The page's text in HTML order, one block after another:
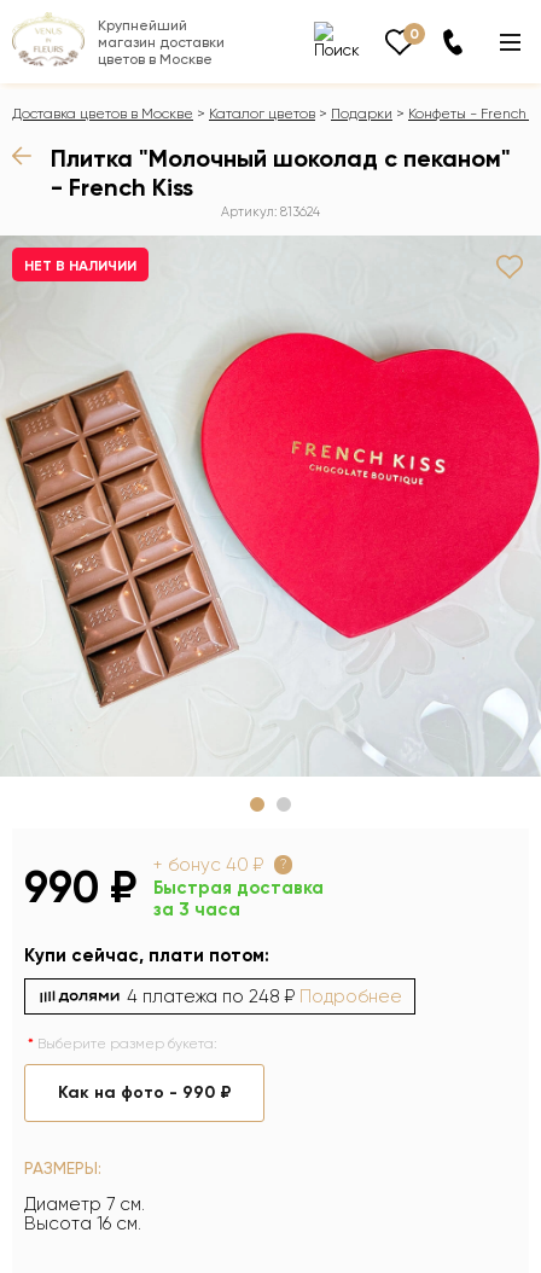
Крупнейший
магазин доставки
цветов в Москве
0
Доставка цветов в Москве Каталог цветов Подарки Конфеты - French
Плитка "Молочный шоколад с пеканом"
- French Kiss
Артикул: 813624
НЕТ В НАЛИЧИИ
990 ₽ + бонус 40 ₽ ?
Быстрая доставка
за 3 часа
Купи сейчас, плати потом:
4 платежа по 248 ₽ Подробнее
Выберите размер букета:
Как на фото - 990 ₽
РАЗМЕРЫ:
Диаметр 7 см.
Высота 16 см.